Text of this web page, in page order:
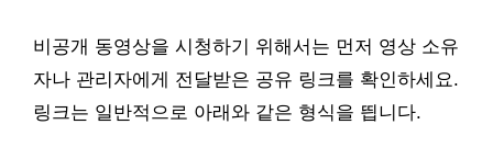
비공개 동영상을 시청하기 위해서는 먼저 영상 소유
자나 관리자에게 전달받은 공유 링크를 확인하세요.
링크는 일반적으로 아래와 같은 형식을 띕니다.